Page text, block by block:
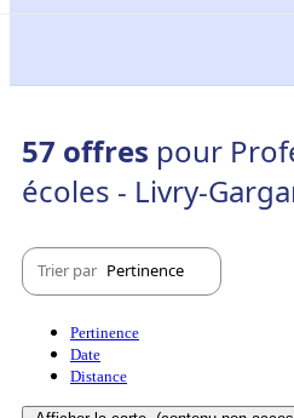
57 offres pour
écoles - Livry-
Trier par Pertinence
Pertinence
Date
Distance